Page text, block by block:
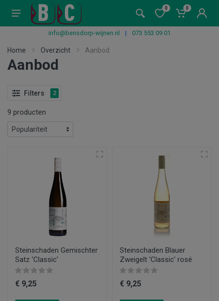
0 0
info@bensdorp-wijnen.nl | 073 553 09 01
Home Overzicht Aanbod
Aanbod
Filters 2
9 producten
Steinschaden Gemischter
Satz 'Classic'
€ 9,25
Steinschaden Blauer
Zweigelt 'Classic' rosé
€ 9,25